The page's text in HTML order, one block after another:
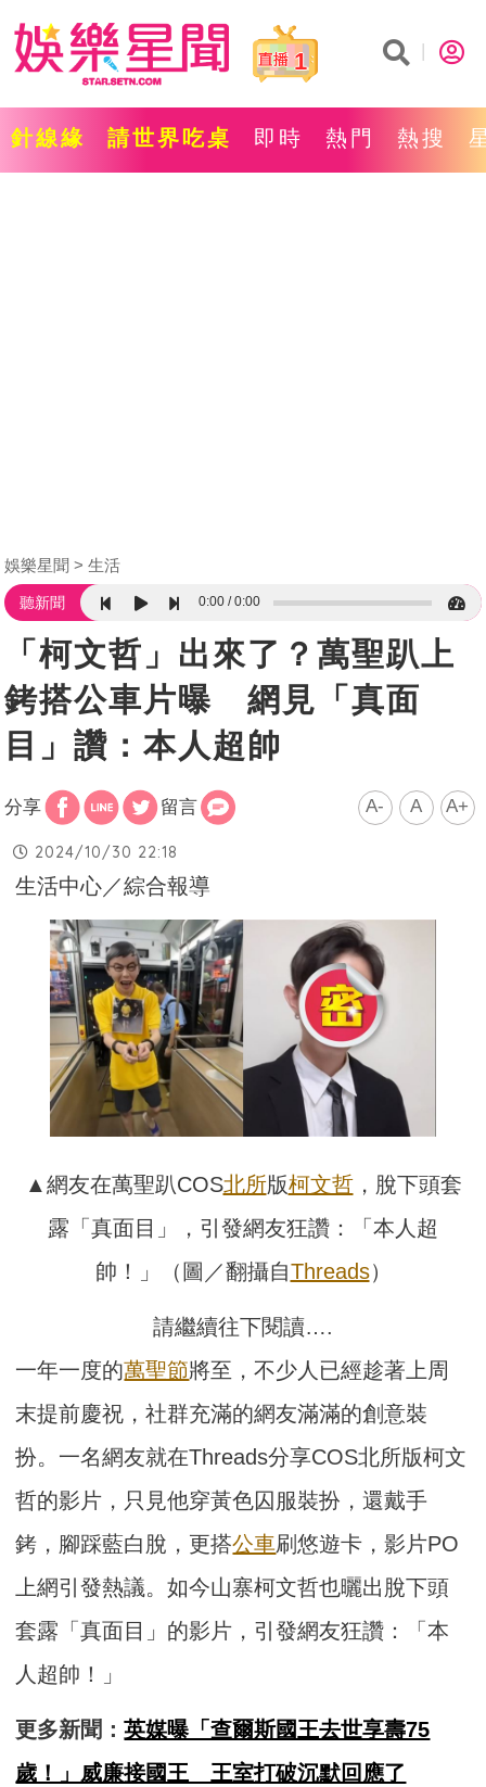
1
針線緣 請世界吃桌 即時 熱門 熱搜
娛樂星聞 生活
聽新聞 0:00 0:00
「柯文哲」出來了？萬聖趴上
銬搭公車片曝 網見「真面
目」讚：本人超帥
分享 留言 A- A A+
2024/10/30 22:18
生活中心／綜合報導
▲網友在萬聖趴COS北所版柯文哲，脫下頭套
露「真面目」，引發網友狂讚：「本人超
帥！」（圖／翻攝自Threads）
請繼續往下閱讀….
一年一度的萬聖節將至，不少人已經趁著上周
末提前慶祝，社群充滿的網友滿滿的創意裝
扮。一名網友就在Threads分享COS北所版柯文
哲的影片，只見他穿黃色囚服裝扮，還戴手
銬，腳踩藍白脫，更搭公車刷悠遊卡，影片PO
上網引發熱議。如今山寨柯文哲也曬出脫下頭
套露「真面目」的影片，引發網友狂讚：「本
人超帥！」
更多新聞：英媒曝「查爾斯國王去世享壽75
歲！」威廉接國王 王室打破沉默回應了